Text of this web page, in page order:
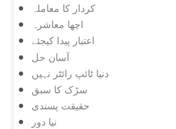
کردار کا معاملہ
اچھا معاشرہ
اعتبار پیدا کیجئے
آسان حل
دنیا ٹائپ رائٹر نہیں
سڑک کا سبق
حقیقت پسندی
نیا دور